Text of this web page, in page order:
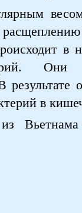
в
Они
в